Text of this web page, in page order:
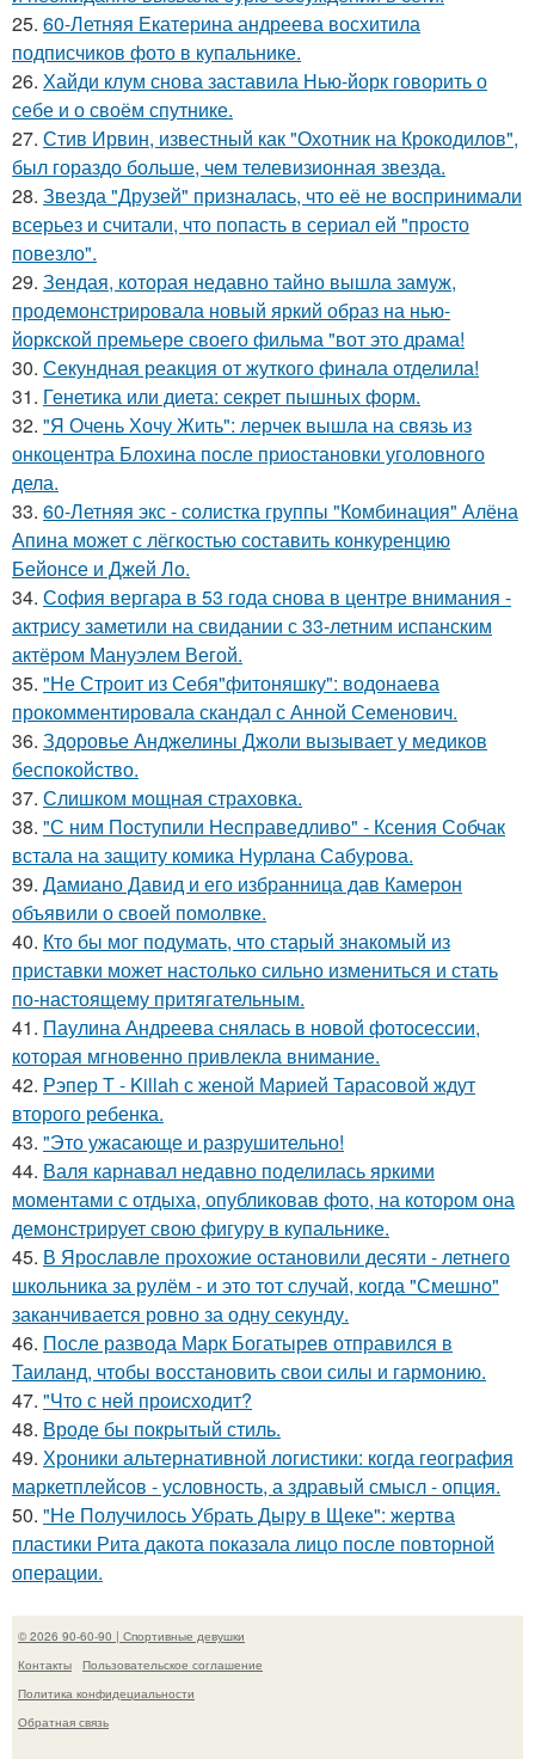
25. 60-Летняя Екатерина андреева восхитила
подписчиков фото в купальнике.
26. Хайди клум снова заставила Нью-йорк говорить о
себе и о своём спутнике.
27. Стив Ирвин, известный как "Охотник на Крокодилов",
был гораздо больше, чем телевизионная звезда.
28. Звезда "Друзей" призналась, что её не воспринимали
всерьез и считали, что попасть в сериал ей "просто
повезло".
29. Зендая, которая недавно тайно вышла замуж,
продемонстрировала новый яркий образ на нью-
йоркской премьере своего фильма "вот это драма!
30. Секундная реакция от жуткого финала отделила!
31. Генетика или диета: секрет пышных форм.
32. "Я Очень Хочу Жить": лерчек вышла на связь из
онкоцентра Блохина после приостановки уголовного
дела.
33. 60-Летняя экс - солистка группы "Комбинация" Алёна
Апина может с лёгкостью составить конкуренцию
Бейонсе и Джей Ло.
34. София вергара в 53 года снова в центре внимания -
актрису заметили на свидании с 33-летним испанским
актёром Мануэлем Вегой.
35. "Не Строит из Себя"фитоняшку": водонаева
прокомментировала скандал с Анной Семенович.
36. Здоровье Анджелины Джоли вызывает у медиков
беспокойство.
37. Слишком мощная страховка.
38. "С ним Поступили Несправедливо" - Ксения Собчак
встала на защиту комика Нурлана Сабурова.
39. Дамиано Давид и его избранница дав Камерон
объявили о своей помолвке.
40. Кто бы мог подумать, что старый знакомый из
приставки может настолько сильно измениться и стать
по-настоящему притягательным.
41. Паулина Андреева снялась в новой фотосессии,
которая мгновенно привлекла внимание.
42. Рэпер T - Killah с женой Марией Тарасовой ждут
второго ребенка.
43. "Это ужасающе и разрушительно!
44. Валя карнавал недавно поделилась яркими
моментами с отдыха, опубликовав фото, на котором она
демонстрирует свою фигуру в купальнике.
45. В Ярославле прохожие остановили десяти - летнего
школьника за рулём - и это тот случай, когда "Смешно"
заканчивается ровно за одну секунду.
46. После развода Марк Богатырев отправился в
Таиланд, чтобы восстановить свои силы и гармонию.
47. "Что с ней происходит?
48. Вроде бы покрытый стиль.
49. Хроники альтернативной логистики: когда география
маркетплейсов - условность, а здравый смысл - опция.
50. "Не Получилось Убрать Дыру в Щеке": жертва
пластики Рита дакота показала лицо после повторной
операции.
© 2026 90-60-90 | Спортивные девушки
Контакты
Пользовательское соглашение
Политика конфидециальности
Обратная связь